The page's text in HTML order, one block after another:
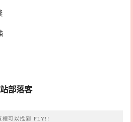
部落客
裡可以找到 FLY!!